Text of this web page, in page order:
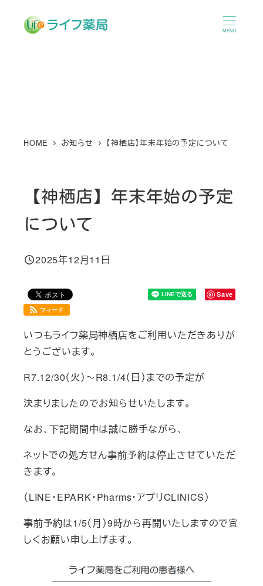
MENU
HOME お知らせ 【神栖店】年末年始の予定について
【神栖店】年末年始の予定
について
投稿日
2025年12月11日
Save
フィード
いつもライフ薬局神栖店をご利用いただきありが
とうございます。
R7.12/30（火）～R8.1/4（日）までの予定が
決まりましたのでお知らせいたします。
なお、下記期間中は誠に勝手ながら、
ネットでの処方せん事前予約は停止させていただ
きます。
（LINE・EPARK・Pharms・アプリCLINICS）
事前予約は1/5（月）9時から再開いたしますので宜
しくお願い申し上げます。